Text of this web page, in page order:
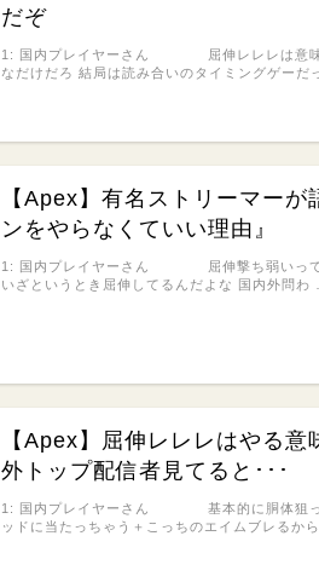
だぞ
1: 国内プレイヤーさん 屈伸レレレは意味
なだけだろ 結局は読み合いのタイミングゲーだ
【Apex】有名ストリーマーが
ンをやらなくていい理由』
1: 国内プレイヤーさん 屈伸撃ち弱いって
いざというとき屈伸してるんだよな 国内外問わ
【Apex】屈伸レレレはやる
外トップ配信者見てると･･･
1: 国内プレイヤーさん 基本的に胴体狙っ
ッドに当たっちゃう＋こっちのエイムブレるか